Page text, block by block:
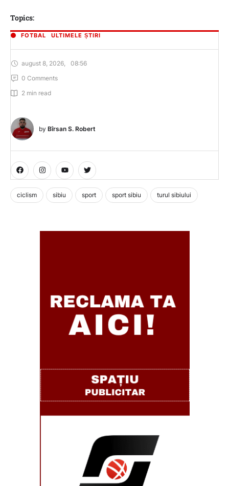
Topics:
FOTBAL ULTIMELE ȘTIRI
august 8, 2026
08:56
0 Comments
2 min read
by Bîrsan S. Robert
ciclism sibiu sport sport sibiu turul sibiului